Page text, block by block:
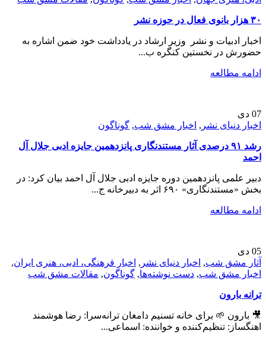
۳۰ هزار بانوی فعال در حوزه نشر
اخبار ادبیات و نشر وزیر ارشاد در یادداشت‌ خود ضمن اشاره به
حضورش در نخستین کنگره ب...
ادامه مطالعه
07 دی
اخبار دنیای نشر , اخبار مشق شب, گوناگون
رشد ۹۱ درصدی آثار مستندنگاری پانزدهمین جایزه ادبی جلال آل
احمد
دبیر علمی پانزدهمین دوره جایزه ادبی جلال آل احمد بیان کرد: در
بخش «مستندنگاری» ۶۹۰ اثر به دبیرخانه ج...
ادامه مطالعه
05 دی
آثار مشق شب, اخبار دنیای نشر , اخبار فرهنگی، ادبی، هنری ایران,
اخبار مشق شب, دست نوشته‌ها, گوناگون, مقالات مشق شب
ترانه بارون
🎥 بارون 🌱 برای خانه تسنیم دامغان ترانه‌سرا: رضا هوشمند
اهنگساز: تنظیم‌کننده و خواننده: اسماعی...